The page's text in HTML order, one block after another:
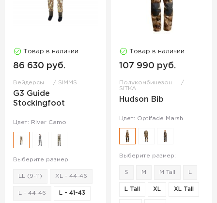
Товар в наличии
86 630 руб.
Вейдерсы SIMMS
G3 Guide
Stockingfoot
Цвет: River Camo
Выберите размер:
LL (9-11) XL - 44-46
L - 44-46 L - 41-43
Товар в наличии
107 990 руб.
Полукомбинезон
SITKA
Hudson Bib
Цвет: Optifade Marsh
Выберите размер:
S M M Tall
L Tall XL XL Tall